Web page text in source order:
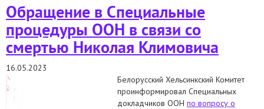
Обращение в Специальные
процедуры ООН в связи со
смертью Николая Климовича
16.05.2023
Белорусский Хельсинкский Комитет
проинформировал Специальных
докладчиков ООН по вопросу о